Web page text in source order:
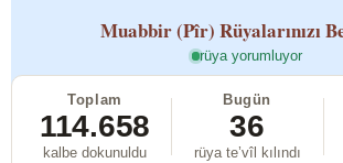
Muabbir (Pîr) Rüyalarınızı
rüya yorumluyor
Toplam
114.658
kalbe dokunuldu
Bugün
36
rüya te’vîl kılındı